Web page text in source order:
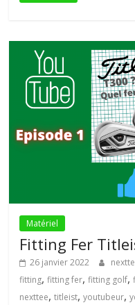
Matériel
Fitting Fer
26 janvier 2022
fitting,fitting fer,fitting golf,
nexttee,titleist,youtubeur,